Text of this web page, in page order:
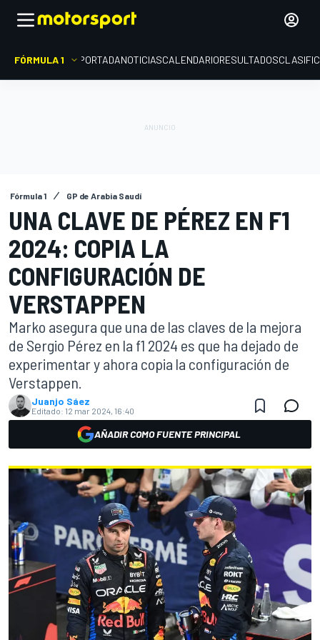
FÓRMULA 1 PORTADANOTICIASCALENDARIORESULTADOS
Fórmula 1 GP de Arabia Saudí
UNA CLAVE DE PÉREZ EN F1
2024: COPIA LA
CONFIGURACIÓN DE
VERSTAPPEN
Marko asegura que una de las claves de la mejora
de Sergio Pérez en la f1 2024 es que ha dejado de
experimentar y ahora copia la configuración de
Verstappen.
Juanjo Sáez
Editado: 12 mar 2024, 16:40
AÑADIR COMO FUENTE PRINCIPAL